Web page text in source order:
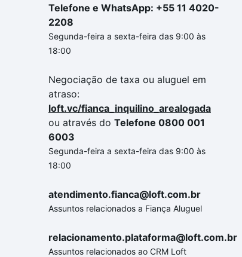
Telefone e WhatsApp: +55 11 4020-
2208
Segunda-feira a sexta-feira das 9:00 às
18:00
Negociação de taxa ou aluguel em
atraso:
loft.vc/fianca_inquilino_arealogada
ou através do Telefone 0800 001
6003
Segunda-feira a sexta-feira das 9:00 às
18:00
atendimento.fianca@loft.com.br
Assuntos relacionados a Fiança Aluguel
relacionamento.plataforma@loft.com.br
Assuntos relacionados ao CRM Loft